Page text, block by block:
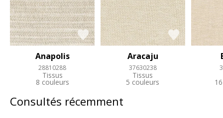
Anapolis
28810288
Tissus
8 couleurs
Aracaju
37630238
Tissus
5 couleurs
Consultés récemment